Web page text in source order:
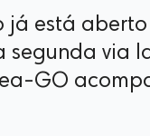
já está
via
GO